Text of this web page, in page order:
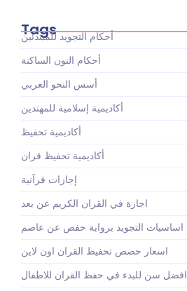
Tags
أحكام التجويد للمبتدئين
أحكام النون الساكنة
أسس النحو العربي
أكاديمية إسلامية للمهتدين
أكاديمية تحفيظ
أكاديمية تحفيظ قران
إجازات قرآنية
اجازة في القران الكريم عن بعد
اساسيات التجويد برواية حفص عن عاصم
اسعار حصص تحفيظ القران اون لاين
افضل سن للبدء في حفظ القران للاطفال